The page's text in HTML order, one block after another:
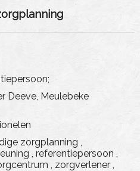
Deeve, Meulebeke
zorgplanning
referentiepersoon
zorgverlener,